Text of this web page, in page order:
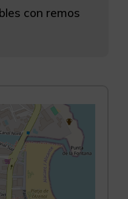
con remos